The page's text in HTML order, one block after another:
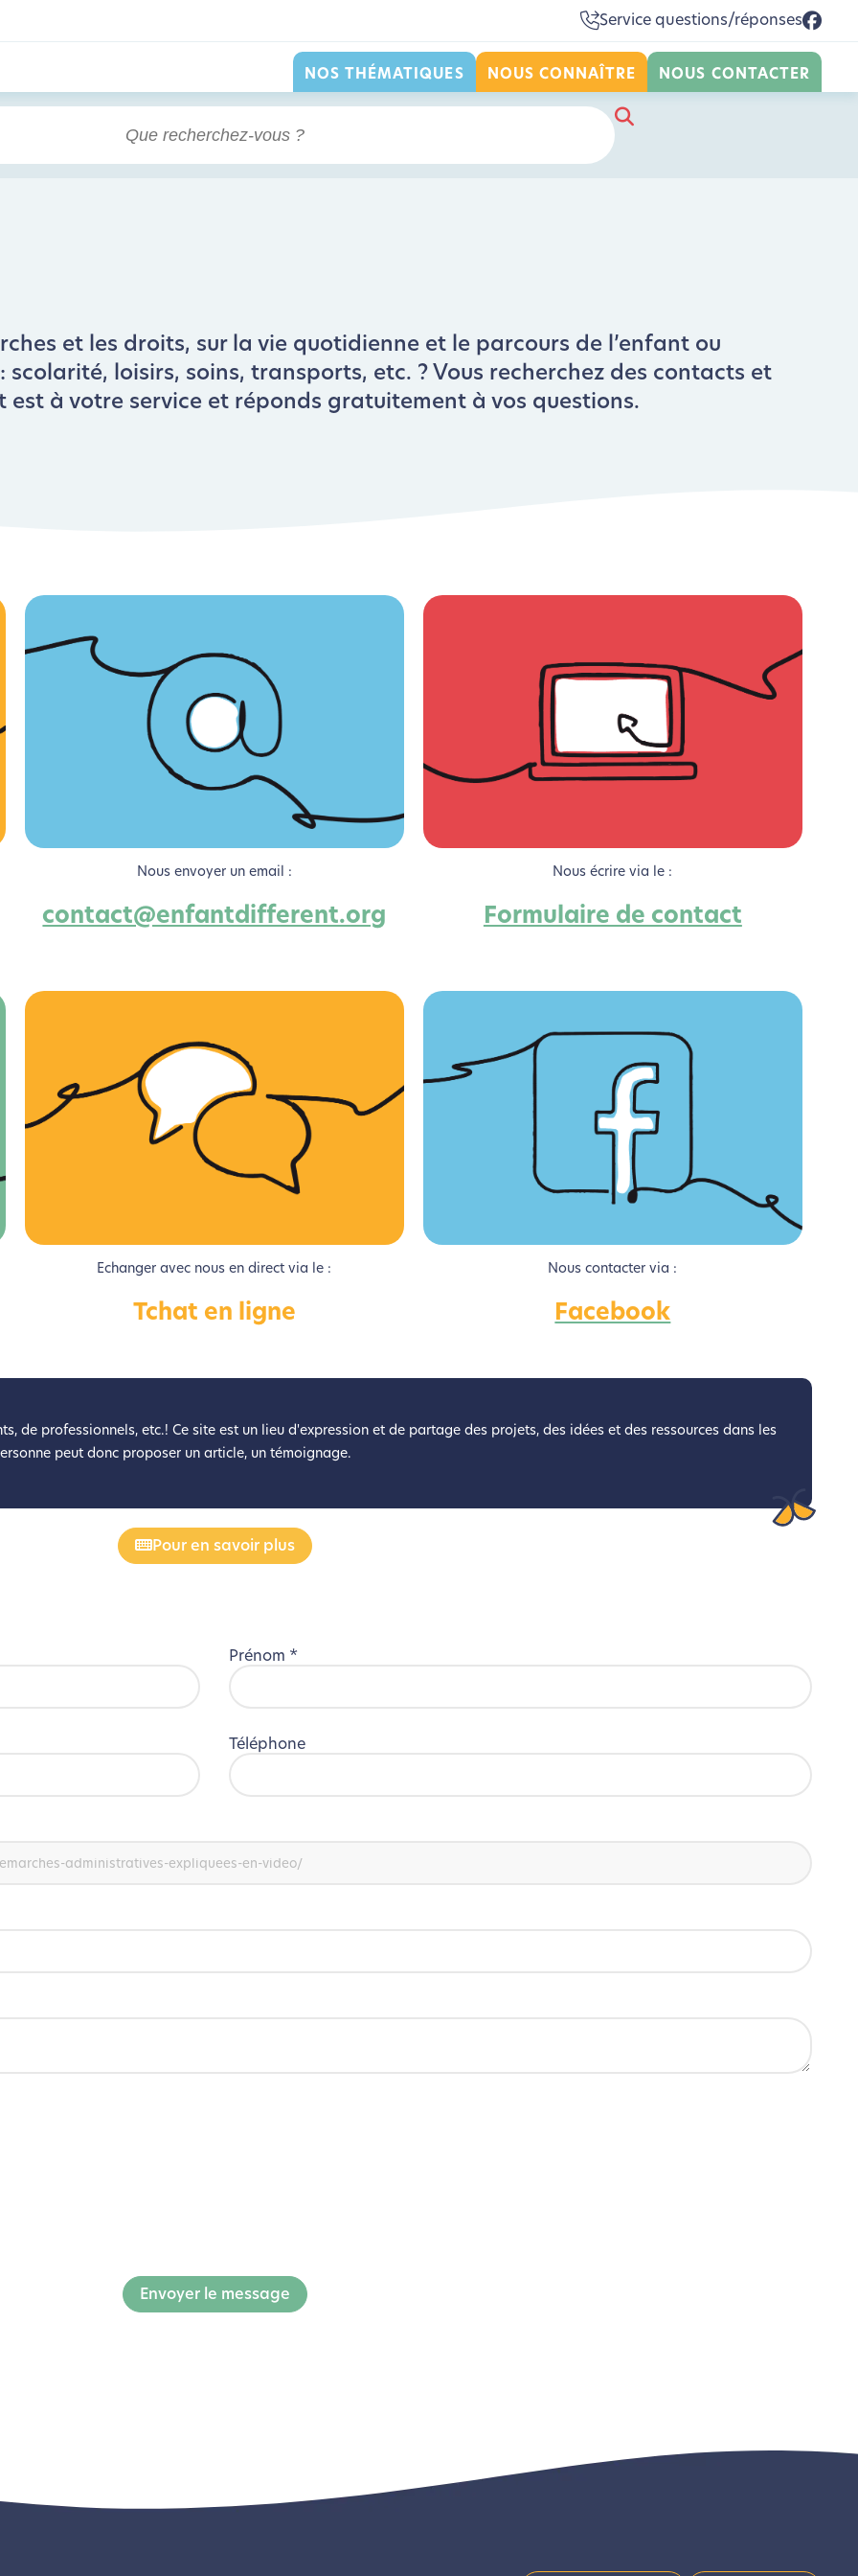
Service questions/réponses
NOS THÉMATIQUES NOUS CONNAÎTRE NOUS CONTACTER
ça vous concerne aussi !
ce site Internet dans le cadre d’une démarche forte d’écoconception.
diminuer drastiquement les besoins énergétiques nécessaires à votre navigation, vous pouvez
Merci pour votre contribution !
et les droits, sur la vie quotidienne et le parcours de l’enfant ou
loisirs, soins, transports, etc. ? Vous recherchez des contacts et
est à votre service et réponds gratuitement à vos questions.
Nous envoyer un email :
contact@enfantdifferent.org
Nous écrire via le :
Formulaire de contact
Echanger avec nous en direct via le :
Tchat en ligne
Nous contacter via :
Facebook
de professionnels, etc.! Ce site est un lieu d'expression et de partage des projets, des idées et des ressources dans les
peut donc proposer un article, un témoignage.
Pour en savoir plus
Prénom *
Téléphone
Envoyer le message